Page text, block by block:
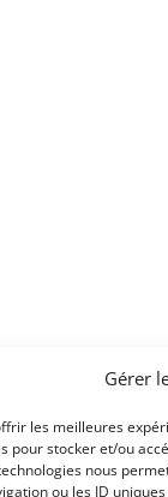
Gérer
les meilleures
pour stocker et/ou
nous
ou les ID